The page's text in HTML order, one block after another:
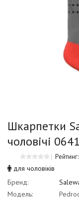
Шкарпетки
чоловічі
для чоловіків
Бренд:
Модель: